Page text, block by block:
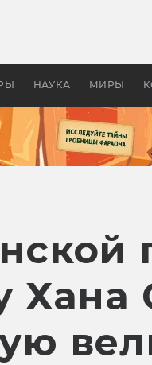
НАУКА МИРЫ
бы «Властелина
Хана